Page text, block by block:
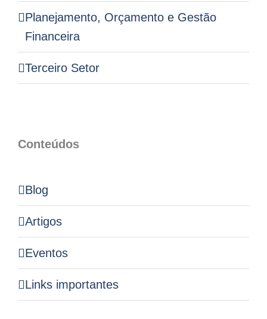
Planejamento, Orçamento e Gestão
Financeira
Terceiro Setor
Conteúdos
Blog
Artigos
Eventos
Links importantes